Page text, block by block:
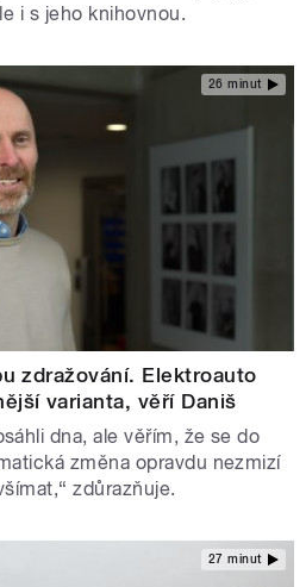
i s jeho knihovnou.
26 minut
zdražování. Elektroauto
varianta, věří Daniš
dna, ale věřím, že se do
změna opravdu nezmizí
zdůrazňuje.
27 minut